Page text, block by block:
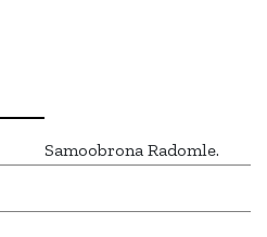
Samoobrona Radomle.